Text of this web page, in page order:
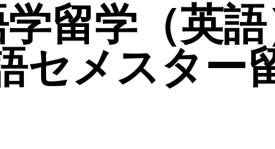
留学（英
セメスター